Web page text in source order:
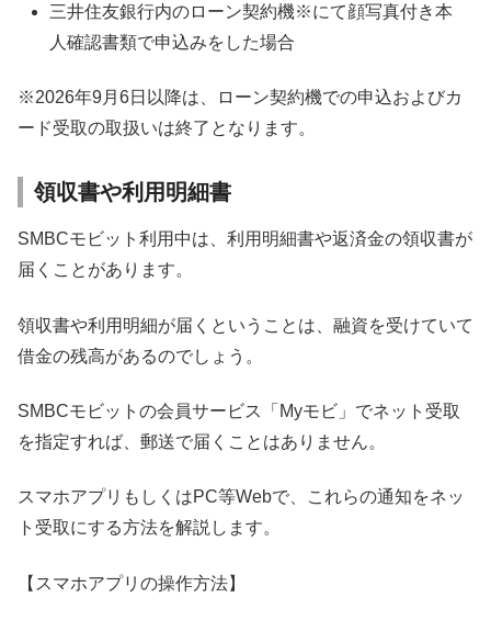
三井住友銀行内のローン契約機※にて顔写真付き本
人確認書類で申込みをした場合
※2026年9月6日以降は、ローン契約機での申込およびカ
ード受取の取扱いは終了となります。
領収書や利用明細書
SMBCモビット利用中は、利用明細書や返済金の領収書が
届くことがあります。
領収書や利用明細が届くということは、融資を受けていて
借金の残高があるのでしょう。
SMBCモビットの会員サービス「Myモビ」でネット受取
を指定すれば、郵送で届くことはありません。
スマホアプリもしくはPC等Webで、これらの通知をネッ
ト受取にする方法を解説します。
【スマホアプリの操作方法】